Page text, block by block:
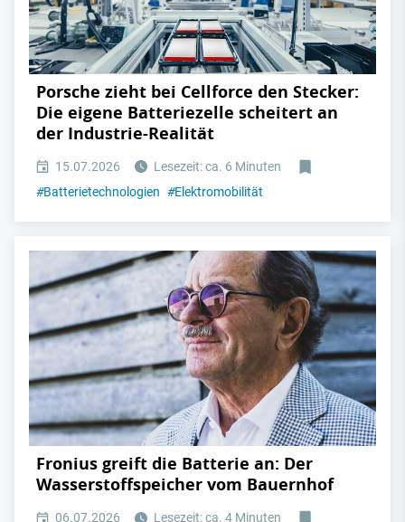
Porsche zieht bei Cellforce den Stecker:
Die eigene Batteriezelle scheitert an
der Industrie-Realität
15.07.2026
Lesezeit: ca. 6 Minuten
#Batterietechnologien #Elektromobilität
Fronius greift die Batterie an: Der
Wasserstoffspeicher vom Bauernhof
06.07.2026
Lesezeit: ca. 4 Minuten